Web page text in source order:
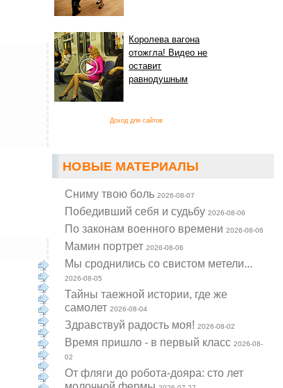
Королева вагона
отожгла! Видео не
оставит
равнодушным
Доход для сайтов
НОВЫЕ МАТЕРИАЛЫ
Cниму твою боль2026-08-07
Победивший себя и судьбу2026-08-06
По законам военного времени2026-08-06
Мамин портрет2026-08-06
Мы сроднились со свистом метели...
2026-08-05
Тайны таежной истории, где же
самолет2026-08-04
Здравствуй радость моя!2026-08-02
Время пришло - в первый класс2026-08-
02
От фляги до робота-дояра: сто лет